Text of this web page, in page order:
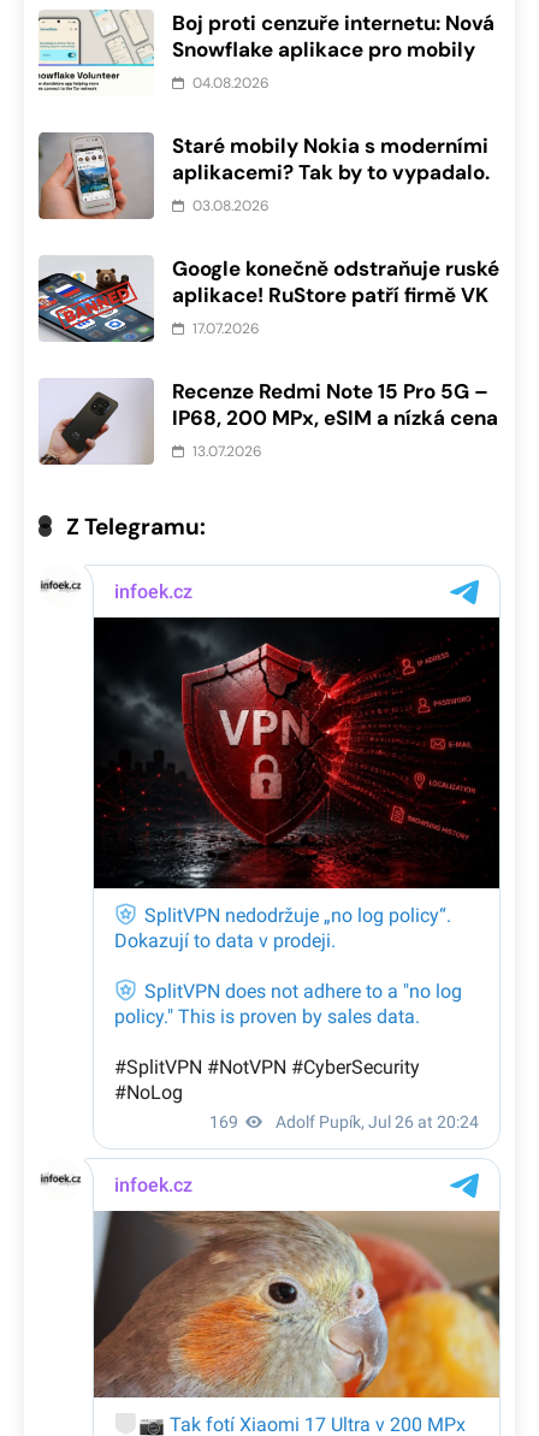
Boj proti cenzuře internetu: Nová
Snowflake aplikace pro mobily
04.08.2026
Staré mobily Nokia s moderními
aplikacemi? Tak by to vypadalo.
03.08.2026
Google konečně odstraňuje ruské
aplikace! RuStore patří firmě VK
17.07.2026
Recenze Redmi Note 15 Pro 5G –
IP68, 200 MPx, eSIM a nízká cena
13.07.2026
Z Telegramu: